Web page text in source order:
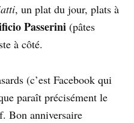
, un plat du jour, plats à
Passerini (pâtes
à côté.
(c’est Facebook qui
paraît précisément le
Bon anniversaire